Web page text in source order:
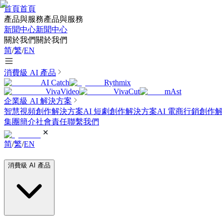
首頁首頁
產品與服務產品與服務
新聞中心新聞中心
關於我們關於我們
简/繁/EN
消費級 AI 產品
AI Catch
Rythmix
VivaVideo
VivaCut
mAst
企業級 AI 解決方案
智慧視頻創作解決方案AI 短劇創作解決方案AI 電商行銷創作
集團簡介社會責任聯繫我們
简/繁/EN
消費級 AI 產品